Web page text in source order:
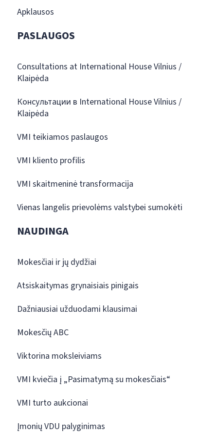
Apklausos
PASLAUGOS
Consultations at International House Vilnius /
Klaipėda
Консультации в International House Vilnius /
Klaipėda
VMI teikiamos paslaugos
VMI kliento profilis
VMI skaitmeninė transformacija
Vienas langelis prievolėms valstybei sumokėti
NAUDINGA
Mokesčiai ir jų dydžiai
Atsiskaitymas grynaisiais pinigais
Dažniausiai užduodami klausimai
Mokesčių ABC
Viktorina moksleiviams
VMI kviečia į „Pasimatymą su mokesčiais“
VMI turto aukcionai
Įmonių VDU palyginimas